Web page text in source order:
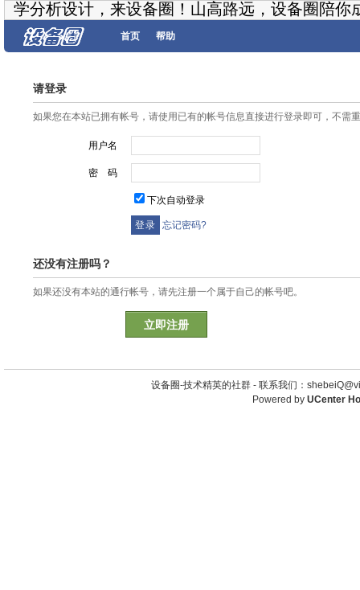
学分析设计，来设备圈！山高路远，设备圈陪你
首页 帮助
请登录
如果您在本站已拥有帐号，请使用已有的帐号信息直接进行登录即可，不需
用户名
密 码
下次自动登录
忘记密码?
还没有注册吗？
如果还没有本站的通行帐号，请先注册一个属于自己的帐号吧。
立即注册
设备圈-技术精英的社群 - 联系我们：
Powered by UCenter